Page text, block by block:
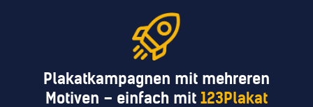
Plakatkampagnen mit mehreren
Motiven – einfach mit 123Plakat